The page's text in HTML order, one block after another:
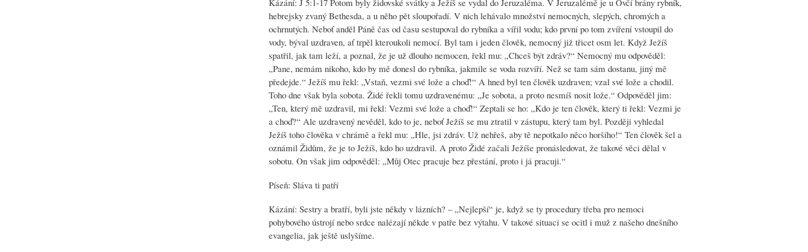
hebrejsky zvaný Bethesda, a u něho pět sloupořadí. V nich lehávalo množství nemocných, slepých, chromých a
ochrnutých. Neboť anděl Páně čas od času sestupoval do rybníka a vířil vodu; kdo první po tom zvíření vstoupil do
vody, býval uzdraven, ať trpěl kteroukoli nemocí. Byl tam i jeden člověk, nemocný již třicet osm let. Když Ježíš
spatřil, jak tam leží, a poznal, že je už dlouho nemocen, řekl mu: „Chceš být zdráv?“ Nemocný mu odpověděl:
„Pane, nemám nikoho, kdo by mě donesl do rybníka, jakmile se voda rozvíří. Než se tam sám dostanu, jiný mě
předejde.“ Ježíš mu řekl: „Vstaň, vezmi své lože a choď!“ A hned byl ten člověk uzdraven; vzal své lože a chodil.
Toho dne však byla sobota. Židé řekli tomu uzdravenému: „Je sobota, a proto nesmíš nosit lože.“ Odpověděl jim:
„Ten, který mě uzdravil, mi řekl: Vezmi své lože a choď!“ Zeptali se ho: „Kdo je ten člověk, který ti řekl: Vezmi je
a choď?“ Ale uzdravený nevěděl, kdo to je, neboť Ježíš se mu ztratil v zástupu, který tam byl. Později vyhledal
Ježíš toho člověka v chrámě a řekl mu: „Hle, jsi zdráv. Už nehřeš, aby tě nepotkalo něco horšího!“ Ten člověk šel a
oznámil Židům, že je to Ježíš, kdo ho uzdravil. A proto Židé začali Ježíše pronásledovat, že takové věci dělal v
sobotu. On však jim odpověděl: „Můj Otec pracuje bez přestání, proto i já pracuji.“
Píseň: Sláva ti patří
Kázání: Sestry a bratří, byli jste někdy v lázních? – „Nejlepší“ je, když se ty procedury třeba pro nemoci
pohybového ústrojí nebo srdce nalézají někde v patře bez výtahu. V takové situaci se ocitl i muž z našeho dnešního
evangelia, jak ještě uslyšíme.